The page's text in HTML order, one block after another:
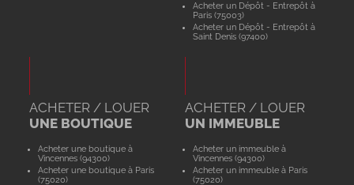
Acheter un Dépôt - Entrepôt à
Paris (75003)
Acheter un Dépôt - Entrepôt à
Saint Denis (97400)
ACHETER / LOUER
UNE BOUTIQUE
Acheter une boutique à
Vincennes (94300)
Acheter une boutique à Paris
(75020)
ACHETER / LOUER
UN IMMEUBLE
Acheter un immeuble à
Vincennes (94300)
Acheter un immeuble à Paris
(75020)